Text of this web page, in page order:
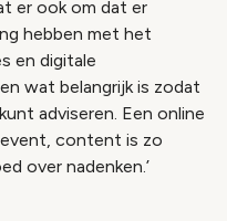
er ook om dat er
hebben met het
en digitale
wat belangrijk is zodat
adviseren. Een online
content is zo
over nadenken.’